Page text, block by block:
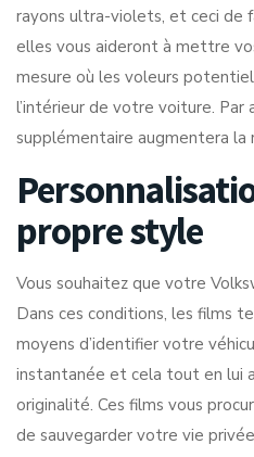
rayons ultra-violets, et ceci de
elles vous aideront à mettre
mesure où les voleurs
l’intérieur de votre voiture. Par
supplémentaire augmentera la
propre style
Vous souhaitez que votre
Dans ces conditions, les films
moyens d’identifier votre
instantanée et cela tout en lui
originalité. Ces films vous
de sauvegarder votre vie